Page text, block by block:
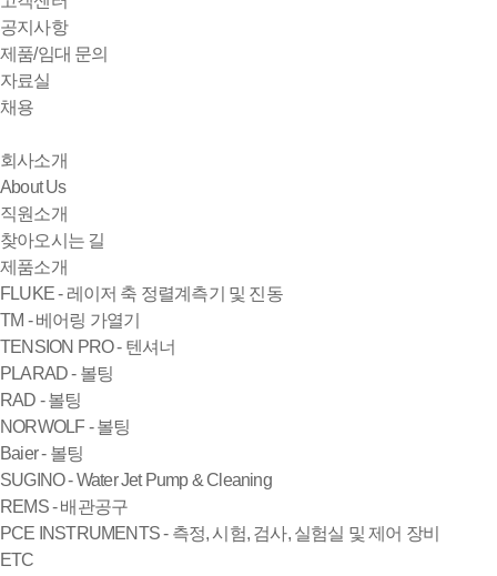
공지사항
제품/임대 문의
자료실
채용
회사소개
About Us
직원소개
찾아오시는 길
제품소개
FLUKE - 레이저 축 정렬계측기 및 진동
TM - 베어링 가열기
TENSION PRO - 텐셔너
PLARAD - 볼팅
RAD - 볼팅
NORWOLF - 볼팅
Baier - 볼팅
SUGINO - Water Jet Pump & Cleaning
REMS - 배관공구
PCE INSTRUMENTS - 측정, 시험, 검사, 실험실 및 제어 장비
ETC